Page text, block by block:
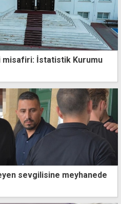
misafiri: İstatistik Kurumu
sevgilisine meyhanede